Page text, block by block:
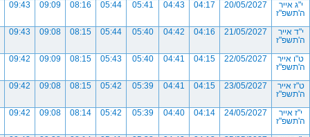
י"ג אייר
ה'תשפ"ז
20/05/2027
04:17
04:43
05:41
05:44
08:16
09:09
09:43
י"ד אייר
ה'תשפ"ז
21/05/2027
04:16
04:42
05:40
05:44
08:15
09:08
09:43
ט"ו אייר
ה'תשפ"ז
22/05/2027
04:15
04:41
05:40
05:43
08:15
09:09
09:42
ט"ז אייר
ה'תשפ"ז
23/05/2027
04:15
04:41
05:39
05:42
08:15
09:08
09:42
י"ז אייר
ה'תשפ"ז
24/05/2027
04:14
04:40
05:39
05:42
08:14
09:08
09:42